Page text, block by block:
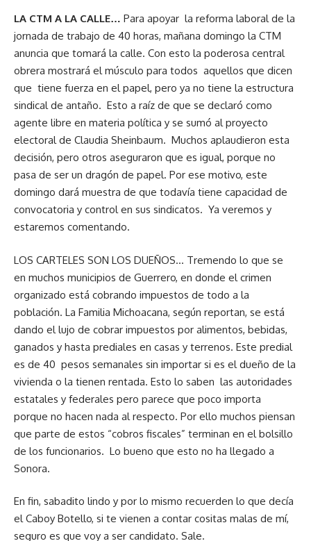
LA CTM A LA CALLE… Para apoyar la reforma laboral de la
jornada de trabajo de 40 horas, mañana domingo la CTM
anuncia que tomará la calle. Con esto la poderosa central
obrera mostrará el músculo para todos aquellos que dicen
que tiene fuerza en el papel, pero ya no tiene la estructura
sindical de antaño. Esto a raíz de que se declaró como
agente libre en materia política y se sumó al proyecto
electoral de Claudia Sheinbaum. Muchos aplaudieron esta
decisión, pero otros aseguraron que es igual, porque no
pasa de ser un dragón de papel. Por ese motivo, este
domingo dará muestra de que todavía tiene capacidad de
convocatoria y control en sus sindicatos. Ya veremos y
estaremos comentando.
LOS CARTELES SON LOS DUEÑOS… Tremendo lo que se
en muchos municipios de Guerrero, en donde el crimen
organizado está cobrando impuestos de todo a la
población. La Familia Michoacana, según reportan, se está
dando el lujo de cobrar impuestos por alimentos, bebidas,
ganados y hasta prediales en casas y terrenos. Este predial
es de 40 pesos semanales sin importar si es el dueño de la
vivienda o la tienen rentada. Esto lo saben las autoridades
estatales y federales pero parece que poco importa
porque no hacen nada al respecto. Por ello muchos piensan
que parte de estos “cobros fiscales” terminan en el bolsillo
de los funcionarios. Lo bueno que esto no ha llegado a
Sonora.
En fin, sabadito lindo y por lo mismo recuerden lo que decía
el Caboy Botello, si te vienen a contar cositas malas de mí,
seguro es que voy a ser candidato. Sale.